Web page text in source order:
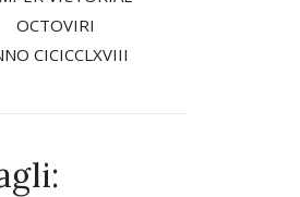
OCTOVIRI
CICICCLXVIII